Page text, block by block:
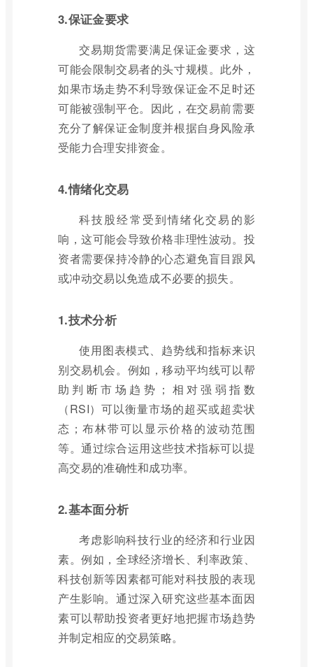
3.保证金要求
交易期货需要满足保证金要求，这
可能会限制交易者的头寸规模。此外，
如果市场走势不利导致保证金不足时还
可能被强制平仓。因此，在交易前需要
充分了解保证金制度并根据自身风险承
受能力合理安排资金。
4.情绪化交易
科技股经常受到情绪化交易的影
响，这可能会导致价格非理性波动。投
资者需要保持冷静的心态避免盲目跟风
或冲动交易以免造成不必要的损失。
1.技术分析
使用图表模式、趋势线和指标来识
别交易机会。例如，移动平均线可以帮
助判断市场趋势；相对强弱指数
（RSI）可以衡量市场的超买或超卖状
态；布林带可以显示价格的波动范围
等。通过综合运用这些技术指标可以提
高交易的准确性和成功率。
2.基本面分析
考虑影响科技行业的经济和行业因
素。例如，全球经济增长、利率政策、
科技创新等因素都可能对科技股的表现
产生影响。通过深入研究这些基本面因
素可以帮助投资者更好地把握市场趋势
并制定相应的交易策略。